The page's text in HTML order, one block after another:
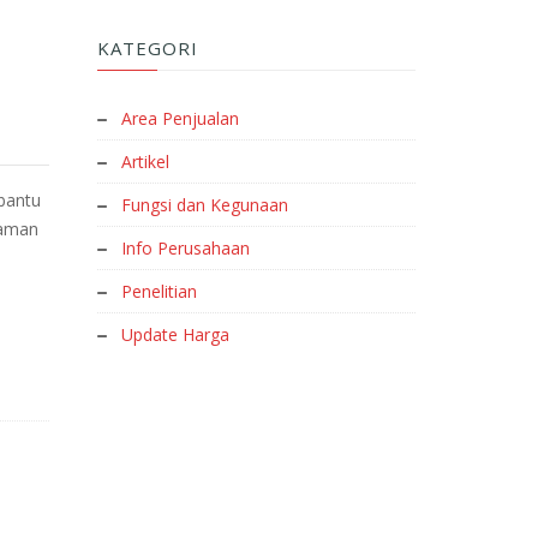
KATEGORI
Area Penjualan
Artikel
Fungsi dan Kegunaan
Info Perusahaan
Penelitian
Update Harga